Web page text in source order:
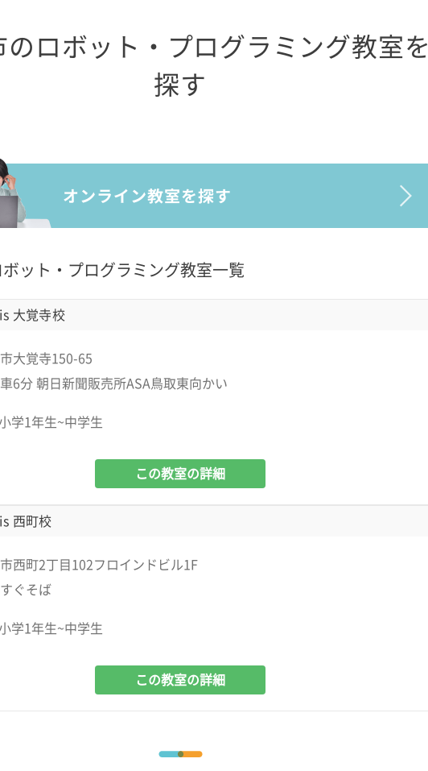
のロボット・プログラミング教室を
探す
ット・プログラミング教室一覧
大覚寺校
大覚寺150-65
6分 朝日新聞販売所ASA鳥取東向かい
学1年生~中学生
この教室の詳細
西町校
西町2丁目102フロインドビル1F
ぐそば
学1年生~中学生
この教室の詳細